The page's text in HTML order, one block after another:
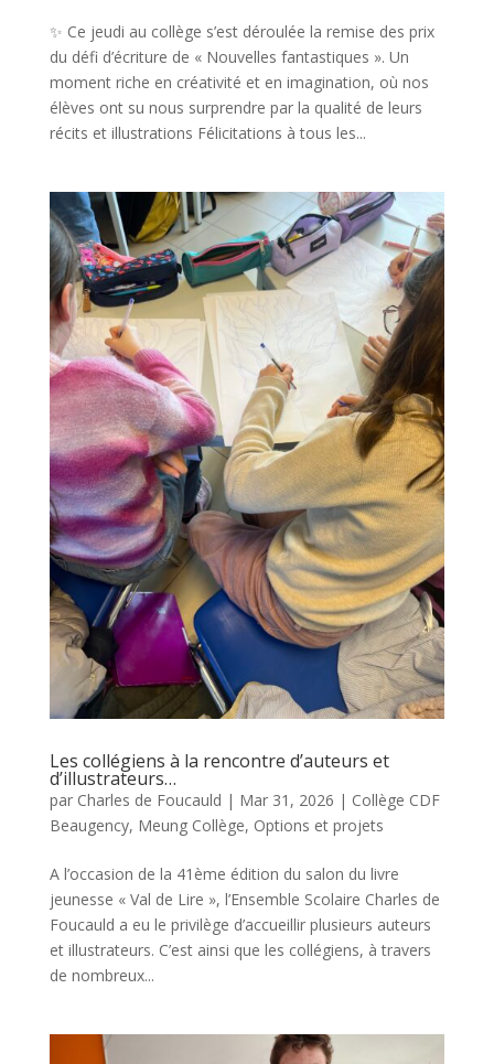
✨ Ce jeudi au collège s’est déroulée la remise des prix
du défi d’écriture de « Nouvelles fantastiques ». Un
moment riche en créativité et en imagination, où nos
élèves ont su nous surprendre par la qualité de leurs
récits et illustrations Félicitations à tous les...
Les collégiens à la rencontre d’auteurs et
d’illustrateurs…
par Charles de Foucauld | Mar 31, 2026 | Collège CDF
Beaugency, Meung Collège, Options et projets
A l’occasion de la 41ème édition du salon du livre
jeunesse « Val de Lire », l’Ensemble Scolaire Charles de
Foucauld a eu le privilège d’accueillir plusieurs auteurs
et illustrateurs. C’est ainsi que les collégiens, à travers
de nombreux...